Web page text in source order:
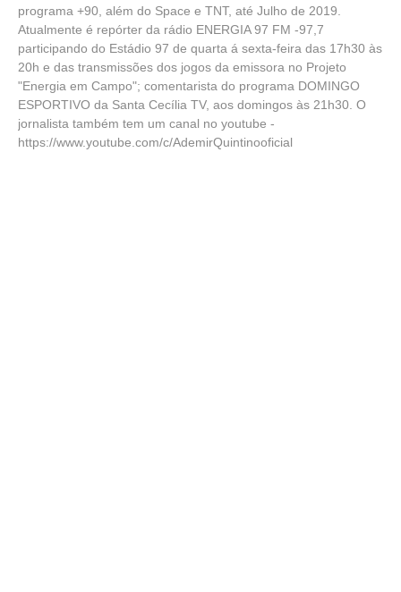
programa +90, além do Space e TNT, até Julho de 2019.
Atualmente é repórter da rádio ENERGIA 97 FM -97,7
participando do Estádio 97 de quarta á sexta-feira das 17h30 às
20h e das transmissões dos jogos da emissora no Projeto
"Energia em Campo"; comentarista do programa DOMINGO
ESPORTIVO da Santa Cecília TV, aos domingos às 21h30. O
jornalista também tem um canal no youtube -
https://www.youtube.com/c/AdemirQuintinooficial